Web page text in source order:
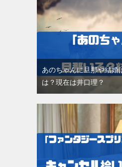
あのちゃんに旦那や結婚
は？現在は井口理？